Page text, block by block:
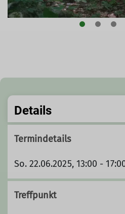
Details
Termindetails
So. 22.06.2025, 13:00 -
Treffpunkt